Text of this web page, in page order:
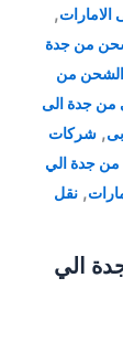
,
من جدة
من
من جدة الى
, شركات
جدة الي
, نقل
الي